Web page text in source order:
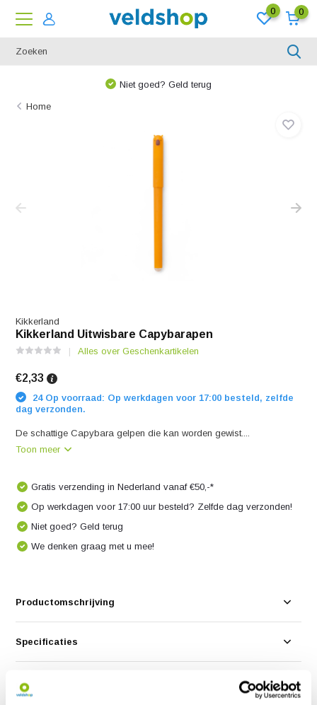
0 0
Niet goed? Geld terug
Home
Kikkerland
Kikkerland Uitwisbare Capybarapen
Alles over Geschenkartikelen
€2,33
24 Op voorraad: Op werkdagen voor 17:00 besteld, zelfde
dag verzonden.
De schattige Capybara gelpen die kan worden gewist....
Toon meer
Gratis verzending in Nederland vanaf €50,-*
Op werkdagen voor 17:00 uur besteld? Zelfde dag verzonden!
Niet goed? Geld terug
We denken graag met u mee!
Productomschrijving
Specificaties
Reviews